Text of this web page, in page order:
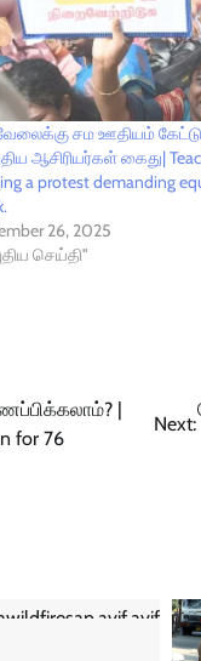
சம ஊதியம்
ஆசிரியர்கள் கைது|
a protest demanding
26, 2025
செய்தி"
|
for 76
Next: